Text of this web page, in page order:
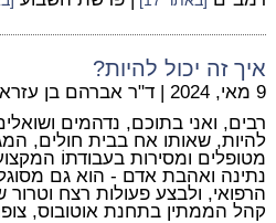
איך זה יכול להיות?
9 מאי, 2024 | ד"ר אברהם בן עזרא
רבים, ואני בתוכם, נדהמים
להיות, שאותו אח בבית חולים,
מטופלים ומסירות בעבודתוֹ
נתינה ואהבת אדם - הוא גם
הרפואי, ולבצע פעולות רצח
קהל הממתין בתחנת אוטובוס,